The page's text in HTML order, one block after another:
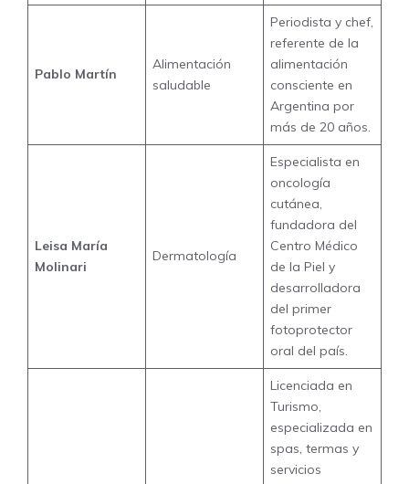
Pablo Martín
Alimentación
saludable
Periodista y chef,
referente de la
alimentación
consciente en
Argentina por
más de 20 años.
Leisa María
Molinari
Dermatología
Especialista en
oncología
cutánea,
fundadora del
Centro Médico
de la Piel y
desarrolladora
del primer
fotoprotector
oral del país.
Licenciada en
Turismo,
especializada en
spas, termas y
servicios